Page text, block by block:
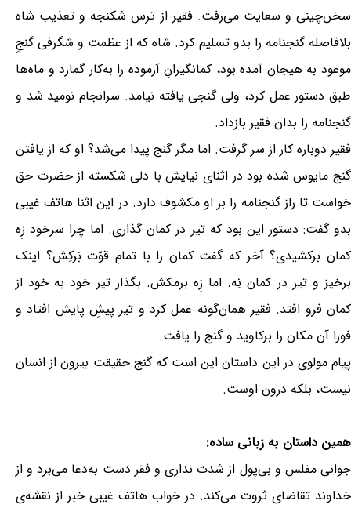
سخن‌چینی و سعایت می‌رفت. فقیر از ترس شکنجه و تعذیب شاه
بلافاصله گنجنامه را بدو تسلیم کرد. شاه که از عظمت و شگرفی گنجِ
موعود به هیجان آمده بود، کمانگیرانِ آزموده را به‌کار گمارد و ماه‌ها
طبق دستور عمل کرد، ولی گنجی یافته نیامد. سرانجام نومید شد و
گنجنامه را بدان فقیر بازداد.
فقیر دوباره کار از سر گرفت. اما مگر گنج پیدا می‌شد؟ او که از یافتن
گنج مایوس شده بود در اثنای نیایش با دلی شکسته از حضرت حق
خواست تا راز گنجنامه را بر او مکشوف دارد. در این اثنا هاتف غیبی
بدو گفت: دستور این بود که تیر در کمان گذاری. اما چرا سرخود زِه
کمان برکشیدی؟ آخر که گفت کمان را با تمامِ قوّت بَرکِش؟ اینک
برخیز و تیر در کمان نِه. اما زِه برمکش. بگذار تیر خود به خود از
کمان فرو افتد. فقیر همان‌گونه عمل کرد و تیر پیشِ پایش افتاد و
فورا آن مکان را برکاوید و گنج را یافت.
پیام مولوی در این داستان این است که گنج حقیقت بیرون از انسان
نیست، بلکه درون اوست.
همین داستان به زبانی ساده:
جوانی مفلس و بی‌پول از شدت نداری و فقر دست به‌دعا می‌برد و از
خداوند تقاضای ثروت می‌کند. در خواب هاتف غیبی خبر از نقشه‌ی